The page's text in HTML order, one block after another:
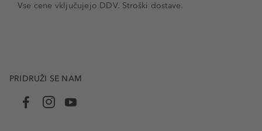
Vse cene vključujejo DDV. Stroški dostave.
PRIDRUŽI SE NAM